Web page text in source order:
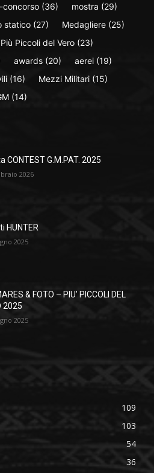
concorso (36) mostra (29)
statico (27) Medagliere (25)
Più Piccoli del Vero (23)
awards (20) aerei (19)
(16) Mezzi Militari (15)
(14)
CONTEST G.M.PAT. 2025
2026
HUNTER
2025
& FOTO – PIU’ PICCOLI DEL
2025
2025
109
103
54
36